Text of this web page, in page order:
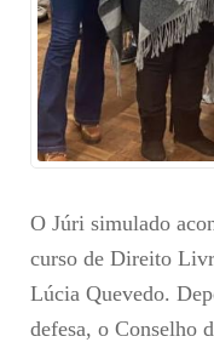
O Júri simulado
curso de Direito
Lúcia Quevedo.
defesa, o Conselho